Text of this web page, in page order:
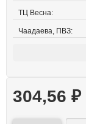
ТЦ Весна:
Чаадаева, ПВЗ:
304,56 ₽